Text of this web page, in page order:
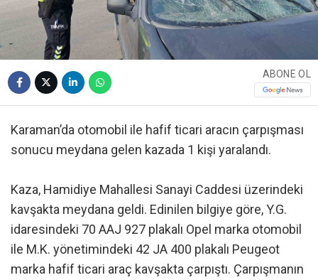
ABONE OL
Karaman’da otomobil ile hafif ticari aracın çarpışması
sonucu meydana gelen kazada 1 kişi yaralandı.
Kaza, Hamidiye Mahallesi Sanayi Caddesi üzerindeki
kavşakta meydana geldi. Edinilen bilgiye göre, Y.G.
idaresindeki 70 AAJ 927 plakalı Opel marka otomobil
ile M.K. yönetimindeki 42 JA 400 plakalı Peugeot
marka hafif ticari araç kavşakta çarpıştı. Çarpışmanın